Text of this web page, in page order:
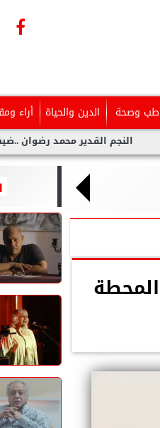
طب وصحة الدين والحياة أراء
القدير محمد رضوان ..ضيف